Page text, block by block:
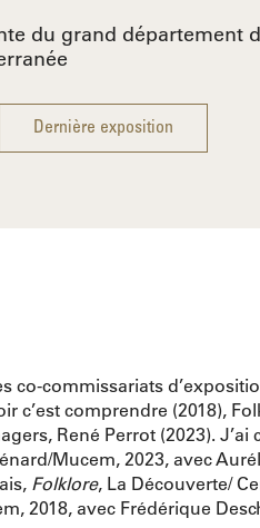
du grand département
Dernière exposition
co-commissariats
c’est comprendre (2018),
René Perrot (2023). J’ai
Mucem, 2023, avec
Folklore, La Découverte/
2018, avec Frédérique